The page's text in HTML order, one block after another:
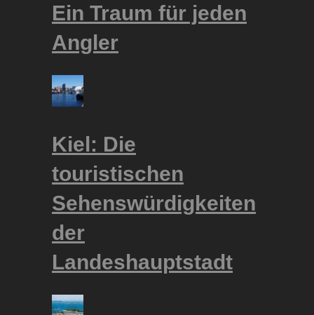
Ein Traum für jeden
Angler
Kiel: Die
touristischen
Sehenswürdigkeiten
der
Landeshauptstadt